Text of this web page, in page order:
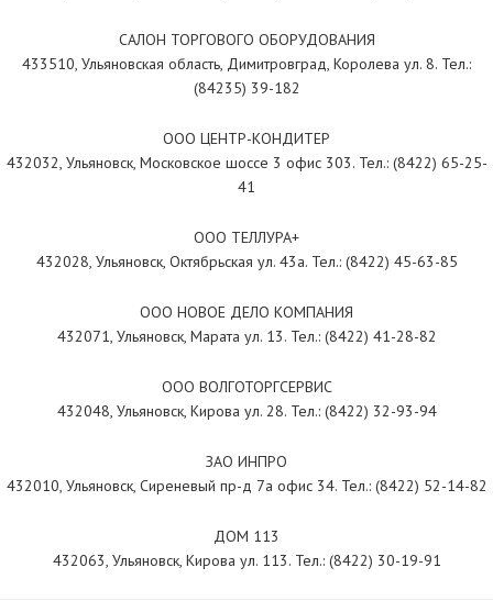
САЛОН ТОРГОВОГО ОБОРУДОВАНИЯ
433510, Ульяновская область, Димитровград, Королева ул. 8. Тел.:
(84235) 39-182
ООО ЦЕНТР-КОНДИТЕР
432032, Ульяновск, Московское шоссе 3 офис 303. Тел.: (8422) 65-25-
41
ООО ТЕЛЛУРА+
432028, Ульяновск, Октябрьская ул. 43а. Тел.: (8422) 45-63-85
ООО НОВОЕ ДЕЛО КОМПАНИЯ
432071, Ульяновск, Марата ул. 13. Тел.: (8422) 41-28-82
ООО ВОЛГОТОРГСЕРВИС
432048, Ульяновск, Кирова ул. 28. Тел.: (8422) 32-93-94
ЗАО ИНПРО
432010, Ульяновск, Сиреневый пр-д 7а офис 34. Тел.: (8422) 52-14-82
ДОМ 113
432063, Ульяновск, Кирова ул. 113. Тел.: (8422) 30-19-91